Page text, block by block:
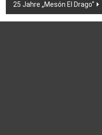
25 Jahre „Mesón El Drago“